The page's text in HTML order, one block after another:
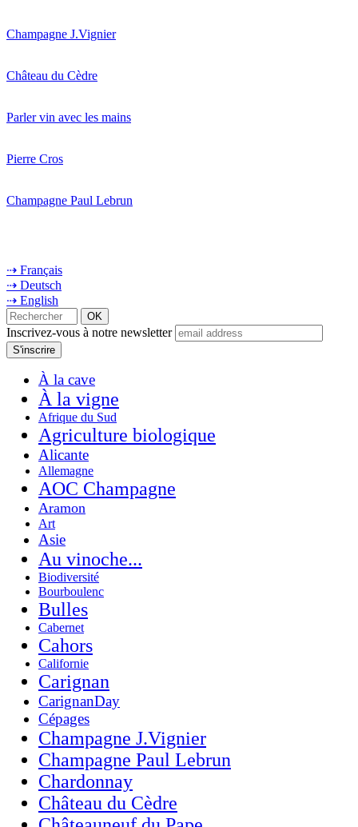
Champagne J.Vignier
Château du Cèdre
Parler vin avec les mains
Pierre Cros
Champagne Paul Lebrun
⇢ Français
⇢ Deutsch
⇢ English
Inscrivez-vous à notre newsletter
À la cave
À la vigne
Afrique du Sud
Agriculture biologique
Alicante
Allemagne
AOC Champagne
Aramon
Art
Asie
Au vinoche...
Biodiversité
Bourboulenc
Bulles
Cabernet
Cahors
Californie
Carignan
CarignanDay
Cépages
Champagne J.Vignier
Champagne Paul Lebrun
Chardonnay
Château du Cèdre